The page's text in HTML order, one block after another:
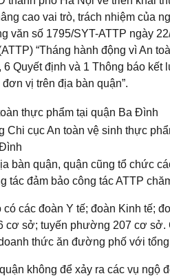
cao vai trò, trách nhiệm của
văn số 1795/SYT-ATTP ngày
“Tháng hành động vì An
Quyết định và 1 Thông báo kết
vị trên địa bàn quận”.
cục An toàn vệ sinh thực
bàn quận, quận cũng tổ chức
tác đảm bảo công tác ATTP
các đoàn Y tế; đoàn Kinh tế;
cơ sở; tuyến phường 207 cơ
thức ăn đường phố với
không để xảy ra các vụ ngộ